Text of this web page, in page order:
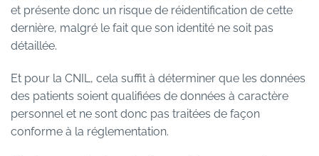
et présente donc un risque de réidentification de cette
dernière, malgré le fait que son identité ne soit pas
détaillée.
Et pour la CNIL, cela suffit à déterminer que les données
des patients soient qualifiées de données à caractère
personnel et ne sont donc pas traitées de façon
conforme à la réglementation.